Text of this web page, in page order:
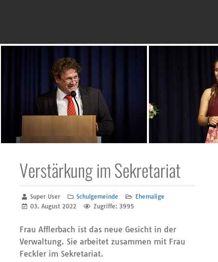
Verstärkung im Sekretariat
Super User Schulgemeinde
Ehemalige
03. August 2022
Zugriffe: 3995
Frau Afflerbach ist das neue Gesicht in der
Verwaltung. Sie arbeitet zusammen mit Frau
Feckler im Sekretariat.